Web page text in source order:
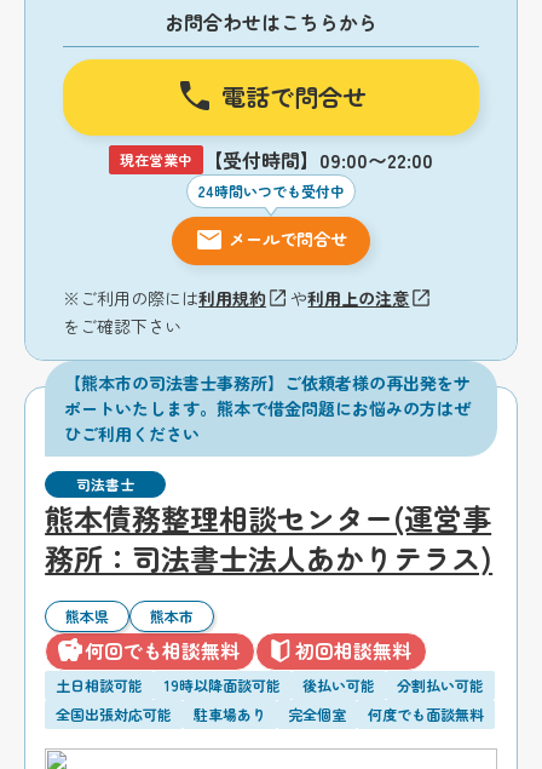
お問合わせはこちらから
電話で問合せ
現在営業中 【受付時間】09:00〜22:00
24時間いつでも受付中
メールで問合せ
※ご利用の際には利用規約 や利用上の注意
をご確認下さい
【熊本市の司法書士事務所】ご依頼者様の再出発をサ
ポートいたします。熊本で借金問題にお悩みの方はぜ
ひご利用ください
司法書士
熊本債務整理相談センター(運営事
務所：司法書士法人あかりテラス)
熊本県 熊本市
何回でも相談無料 初回相談無料
土日相談可能 19時以降面談可能 後払い可能
分割払い可能
全国出張対応可能
駐車場あり 完全個室 何度でも面談無料